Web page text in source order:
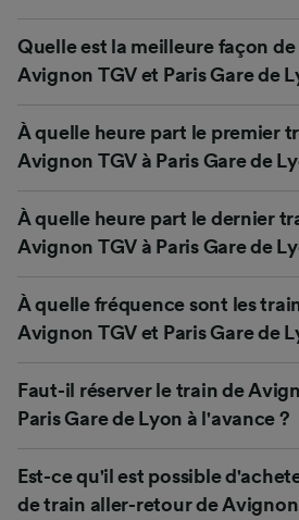
Quelle est la meilleure façon
Avignon TGV et Paris Gare de
À quelle heure part le premier
Avignon TGV à Paris Gare de
À quelle heure part le dernier
Avignon TGV à Paris Gare de
À quelle fréquence sont les
Avignon TGV et Paris Gare de
Faut-il réserver le train de
Paris Gare de Lyon à l'avance ?
Est-ce qu'il est possible
de train aller-retour de Avignon